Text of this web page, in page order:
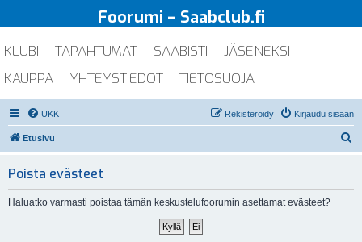
Foorumi – Saabclub.fi
KLUBI TAPAHTUMAT SAABISTI
JÄSENEKSI
KAUPPA
YHTEYSTIEDOT TIETOSUOJA
UKK Kirjaudu sisään
Rekisteröidy
Etusivu
Poista evästeet
Haluatko varmasti poistaa tämän keskustelufoorumin asettamat evästeet?